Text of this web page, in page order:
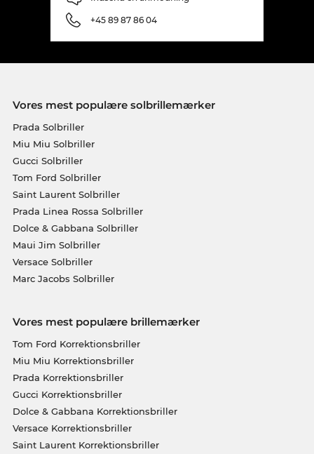
+45 89 87 86 04
Vores mest populære solbrillemærker
Prada Solbriller
Miu Miu Solbriller
Gucci Solbriller
Tom Ford Solbriller
Saint Laurent Solbriller
Prada Linea Rossa Solbriller
Dolce & Gabbana Solbriller
Maui Jim Solbriller
Versace Solbriller
Marc Jacobs Solbriller
Vores mest populære brillemærker
Tom Ford Korrektionsbriller
Miu Miu Korrektionsbriller
Prada Korrektionsbriller
Gucci Korrektionsbriller
Dolce & Gabbana Korrektionsbriller
Versace Korrektionsbriller
Saint Laurent Korrektionsbriller